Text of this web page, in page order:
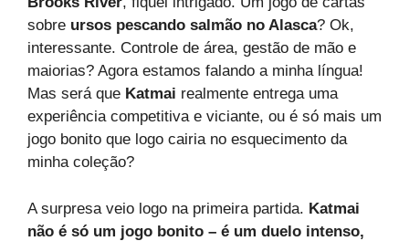
sobre ursos pescando salmão no Alasca? Ok,
interessante. Controle de área, gestão de mão e
maiorias? Agora estamos falando a minha língua!
Mas será que Katmai realmente entrega uma
experiência competitiva e viciante, ou é só mais um
jogo bonito que logo cairia no esquecimento da
minha coleção?
A surpresa veio logo na primeira partida. Katmai
não é só um jogo bonito – é um duelo intenso,